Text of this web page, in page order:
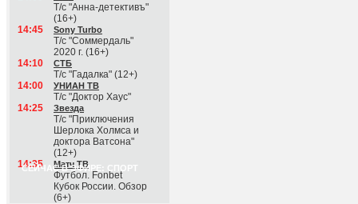
Т/с "Анна-детективъ"
(16+)
14:45
Sony Turbo
Т/с "Соммердаль"
2020 г. (16+)
14:10
СТБ
Т/с "Гадалка" (12+)
14:00
УНИАН ТВ
Т/с "Доктор Хаус"
14:25
Звезда
Т/с "Приключения
Шерлока Холмса и
доктора Ватсона"
(12+)
СЕЙЧАС В ЭФИРЕ: СПОРТ
14:35 Матч ТВ
Футбол. Fonbet
Кубок России. Обзор
(6+)